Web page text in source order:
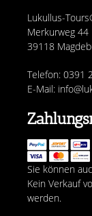
Lukullus-
Merkurweg 44
39118
Telefon: 0391
E-Mail:
Sie können
Kein Verkauf
werden.